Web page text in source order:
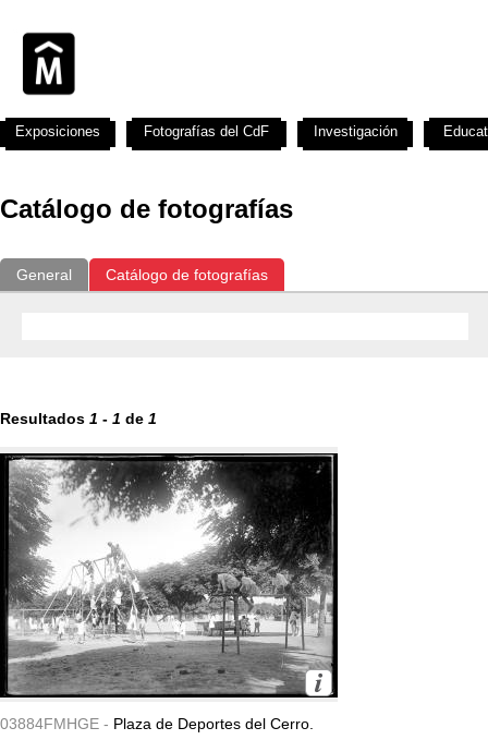
Catálogo de fotografías
General Catálogo de fotografías
Resultados 1 - 1 de 1
03884FMHGE - Plaza de Deportes del Cerro.
Exposiciones Fotografías del CdF Investigación